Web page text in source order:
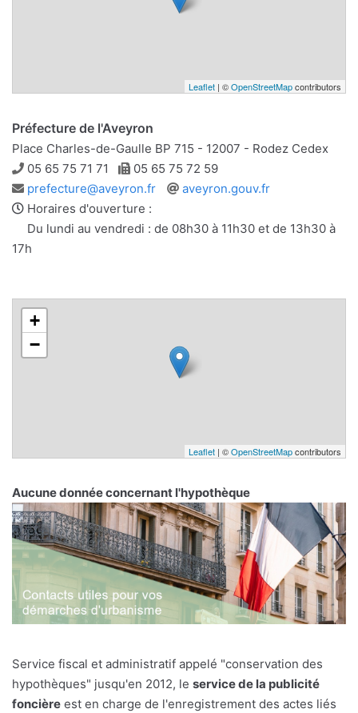
Leaflet | ©OpenStreetMapcontributors
Préfecture de l'Aveyron
Place Charles-de-Gaulle BP 715 - 12007 - Rodez Cedex
Téléphone
05 65 75 71 71 Télécopie
05 65 75 72 59
Adresse
e-
mail
prefecture@aveyron.fr
Site
aveyron.gouv.fr
Horaires d'ouverture :
Du lundi au vendredi : de 08h30 à 11h30 et de 13h30 à
17h
+
−
Leaflet | ©OpenStreetMapcontributors
Aucune donnée concernant l'hypothèque
Service fiscal et administratif appelé "conservation des
hypothèques" jusqu'en 2012, le service de la publicité
foncière est en charge de l'enregistrement des actes liés